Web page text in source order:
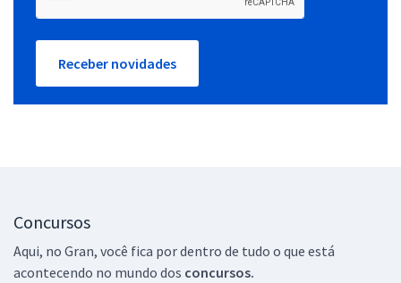
Receber novidades
Concursos
Aqui, no Gran, você fica por dentro de tudo o que está
acontecendo no mundo dos concursos.